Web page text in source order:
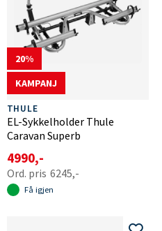
20
KAMPANJ
THULE
EL-Sykkelholder Thule
Caravan Superb
4990,-
6245,-
Få igjen